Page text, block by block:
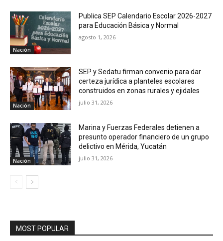
Nación
Publica SEP Calendario Escolar 2026-2027
para Educación Básica y Normal
agosto 1, 2026
Nación
SEP y Sedatu firman convenio para dar
certeza jurídica a planteles escolares
construidos en zonas rurales y ejidales
julio 31, 2026
Nación
Marina y Fuerzas Federales detienen a
presunto operador financiero de un grupo
delictivo en Mérida, Yucatán
julio 31, 2026
MOST POPULAR